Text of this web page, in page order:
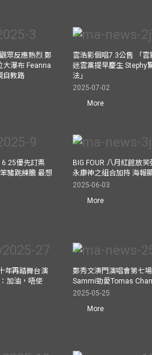
眾反應熱烈 鄭
大瀑布 Feanna
自教路
雲浩影個唱7.3公售 「
迷雲黨提早慶生 Stephy
法」
2025-07-02
More
6.25優先訂票
豬跳練膽 最想
BIG FOUR 八月紅館放
永康神之組合加持 海報
2025-06-03
More
年再踏舞台演
加油，唔使
鄭秀文澳門演唱會第七
Sammi勁愛Tomas
2025-05-25
More